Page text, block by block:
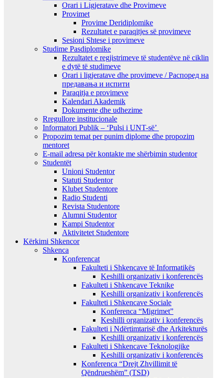
Orari i Ligjeratave dhe Provimeve
Provimet
Provime Deridiplomike
Rezultatet e paraqitjes së provimeve
Sesioni Shtese i provimeve
Studime Pasdiplomike
Rezultatet e regjistrimeve të studentëve në ciklin
e dytë të studimeve
Orari i ligjeratave dhe provimeve / Распоред на
предавањa и испити
Paraqitja e provimeve
Kalendari Akademik
Dokumente dhe udhezime
Rregullore institucionale
Informatori Publik – ‘Pulsi i UNT-së’
Propozim temat per punim diplome dhe propozim
mentoret
E-mail adresa për kontakte me shërbimin studentor
Studentët
Unioni Studentor
Statuti Studentor
Klubet Studentore
Radio Studenti
Revista Studentore
Alumni Studentor
Kampi Studentor
Aktivitetet Studentore
Kërkimi Shkencor
Shkenca
Konferencat
Fakulteti i Shkencave të Informatikës
Keshilli organizativ i konferencës
Fakulteti i Shkencave Teknike
Keshilli organizativ i konferencës
Fakulteti i Shkencave Sociale
Konferenca “Migrimet”
Keshilli organizativ i konferencës
Fakulteti i Ndërtimtarisë dhe Arkitekturës
Keshilli organizativ i konferencës
Fakulteti i Shkencave Teknologjike
Keshilli organizativ i konferencës
Konferenca “Drejt Zhvillimit të
Qëndrueshëm” (TSD)